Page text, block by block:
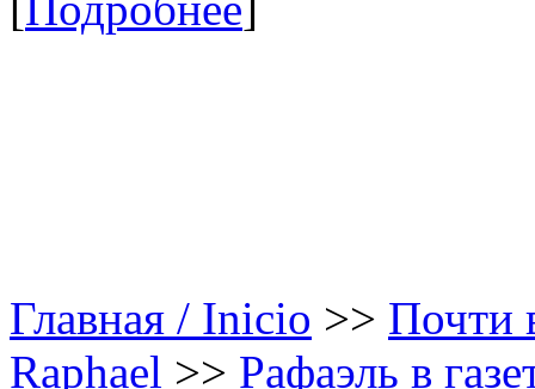
Главная / Inicio >> Почти
Raphael >> Рафаэль в